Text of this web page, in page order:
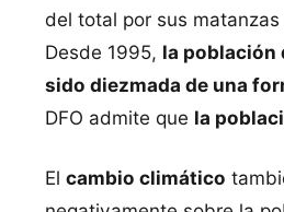
del total por sus
Desde 1995, la población
sido diezmada de una
DFO admite que la
El cambio climático